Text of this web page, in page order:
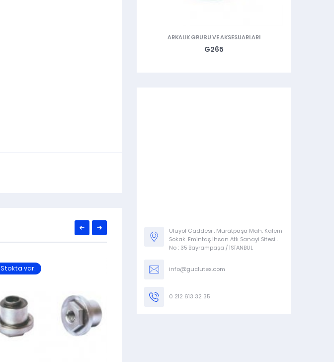
Stokta var. Stokta Var.
ARKALIK GRUBU VE AKSESUARLARI
G265
Uluyol Caddesi . Muratpaşa Mah. Kalem
Sokak. Emintaş İhsan Atlı Sanayi Sitesi .
No : 35 Bayrampaşa / İSTANBUL
info@guclutex.com
0 212 613 32 35